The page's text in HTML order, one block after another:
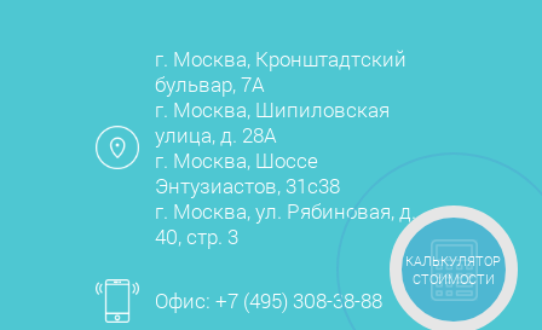
г. Москва, Кронштадтский
бульвар, 7А
г. Москва, Шипиловская
улица, д. 28А
г. Москва, Шоссе
Энтузиастов, 31с38
г. Москва, ул. Рябиновая, д.
40, стр. 3
Офис:+7 (495) 308-38-88
КАЛЬКУЛЯТОР
СТОИМОСТИ